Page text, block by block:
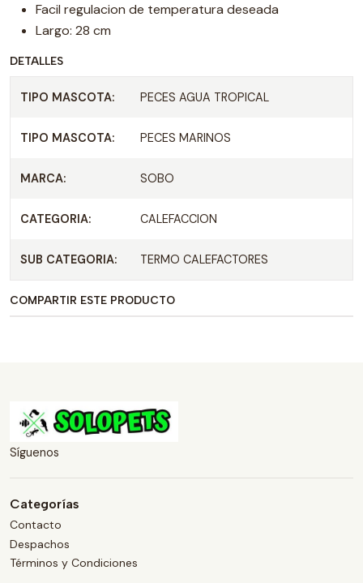
Facil regulacion de temperatura deseada
Largo: 28 cm
DETALLES
TIPO MASCOTA: PECES AGUA TROPICAL
TIPO MASCOTA: PECES MARINOS
MARCA: SOBO
CATEGORIA: CALEFACCION
SUB CATEGORIA: TERMO CALEFACTORES
COMPARTIR ESTE PRODUCTO
Síguenos
Categorías
Contacto
Despachos
Términos y Condiciones